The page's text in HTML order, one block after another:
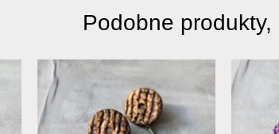
Podobne